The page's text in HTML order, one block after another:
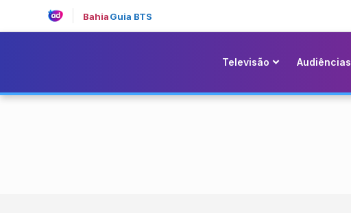
BahiaGuia BTS
Televisão Audiências